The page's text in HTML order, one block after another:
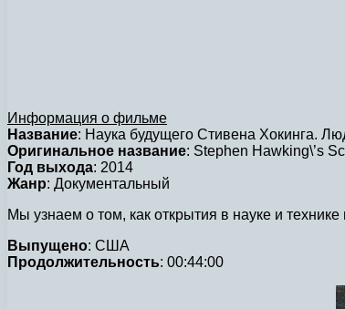
Информация о фильме
Название: Наука будущего Стивена Хокинга.
Оригинальное название: Stephen Hawking\’s
Год выхода: 2014
Жанр: Документальный
Мы узнаем о том, как открытия в науке и
Выпущено: США
Продолжительность: 00:44:00